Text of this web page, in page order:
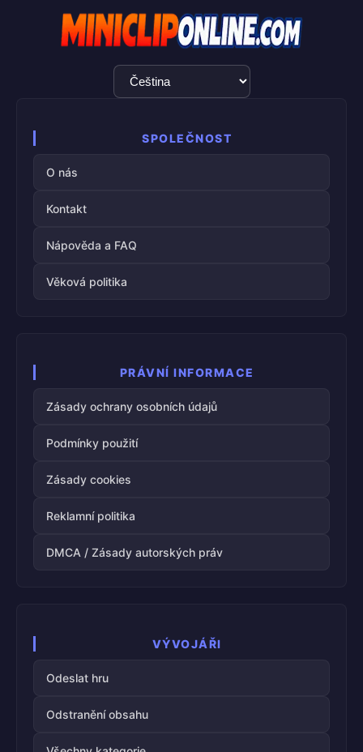
Výběr
jazyka
SPOLEČNOST
O nás
Kontakt
Nápověda a FAQ
Věková politika
PRÁVNÍ INFORMACE
Zásady ochrany osobních údajů
Podmínky použití
Zásady cookies
Reklamní politika
DMCA / Zásady autorských práv
VÝVOJÁŘI
Odeslat hru
Odstranění obsahu